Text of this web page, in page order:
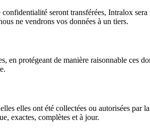
seront transférées, Intralox
ne vendrons vos données à un tiers.
en protégeant de manière raisonnable ces
elles ont été collectées ou autorisées par
exactes, complètes et à jour.